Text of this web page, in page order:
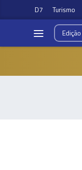
D7 Turismo
Edição